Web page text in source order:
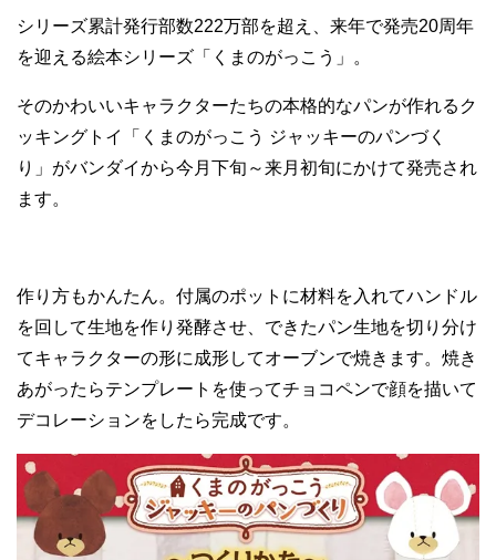
シリーズ累計発行部数222万部を超え、来年で発売20周年
を迎える絵本シリーズ「くまのがっこう」。
そのかわいいキャラクターたちの本格的なパンが作れるク
ッキングトイ「くまのがっこう ジャッキーのパンづく
り」がバンダイから今月下旬～来月初旬にかけて発売され
ます。
作り方もかんたん。付属のポットに材料を入れてハンドル
を回して生地を作り発酵させ、できたパン生地を切り分け
てキャラクターの形に成形してオーブンで焼きます。焼き
あがったらテンプレートを使ってチョコペンで顔を描いて
デコレーションをしたら完成です。